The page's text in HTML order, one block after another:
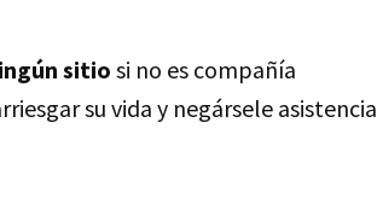
sitio si no es compañía
su vida y negársele asistencia